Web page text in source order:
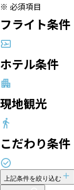
※ 必須項目
フライト条件
ホテル条件
現地観光
こだわり条件
上記条件を絞り込む